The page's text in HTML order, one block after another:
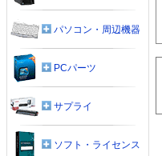
パソコン・周辺機器
PCパーツ
サプライ
ソフト・ライセンス